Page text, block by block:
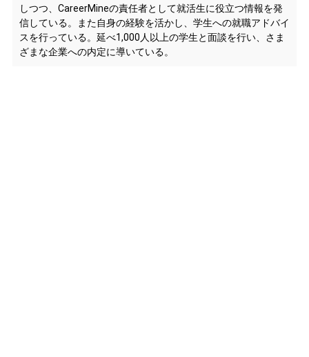
しつつ、CareerMineの責任者として就活生に役立つ情報を発
信している。また自身の経験を活かし、学生への就職アドバイ
スを行っている。延べ1,000人以上の学生と面談を行い、さま
ざまな企業への内定に導いている。